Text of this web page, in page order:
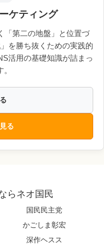
ケティング
「第二の地盤」と位置づ
を勝ち抜くための実践的
活用の基礎知識が詰まっ
る
らネオ国民
国民民主党
かごしま彰宏
深作ヘスス